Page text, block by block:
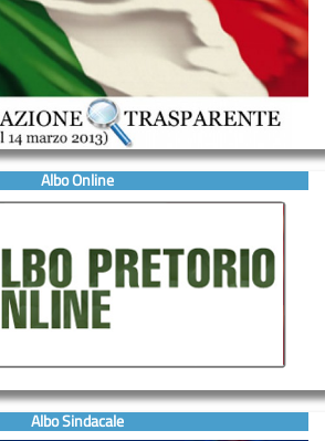
Albo Online
Albo Sindacale